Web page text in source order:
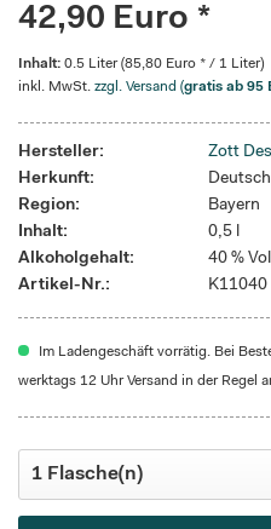
42,90 Euro *
Inhalt: 0.5 Liter (85,80 Euro * / 1 Liter)
inkl. MwSt. zzgl. Versand (gratis ab 95
Hersteller:
Zott
Herkunft:
Region:
Bayern
Inhalt:
0,5 l
Alkoholgehalt:
40 %
Artikel-Nr.:
K11040
Im Ladengeschäft vorrätig. Bei
werktags 12 Uhr Versand in der Regel